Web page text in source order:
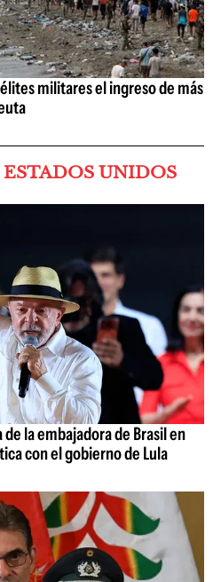
militares el ingreso de más
UNIDOS
de la embajadora de Brasil en
con el gobierno de Lula